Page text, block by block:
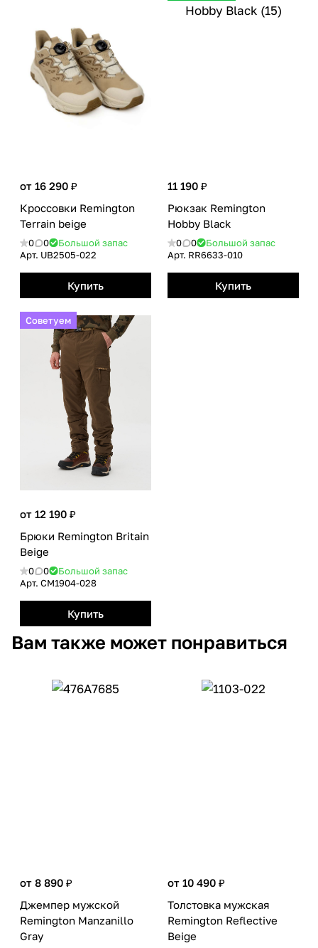
от 16 290 ₽
Кроссовки Remington
Terrain beige
0 0
Большой запас
Арт. UB2505-022
Купить
11 190 ₽
Рюкзак Remington
Hobby Black
0 0
Большой запас
Арт. RR6633-010
Купить
Советуем
от 12 190 ₽
Брюки Remington Britain
Beige
0 0
Большой запас
Арт. CM1904-028
Купить
Вам также может понравиться
от 8 890 ₽
Джемпер мужской
Remington Manzanillo
Gray
от 10 490 ₽
Толстовка мужская
Remington Reflective
Beige